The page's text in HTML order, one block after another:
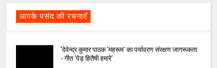
आपके पसंद की रचनाएँ
'देवेन्द्र कुमार पाठक 'महरूम' का पर्यावरण संरक्षण जागरूकता
- गीत 'पेड़ हितैषी हमारे'